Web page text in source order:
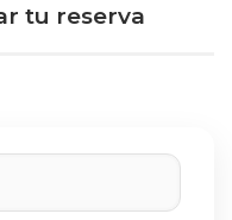
tu reserva